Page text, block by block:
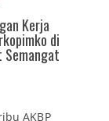
Kerja
di
Semangat
AKBP